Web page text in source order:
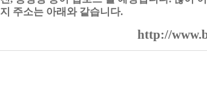
지 주소는 아래와 같습니다.
http://